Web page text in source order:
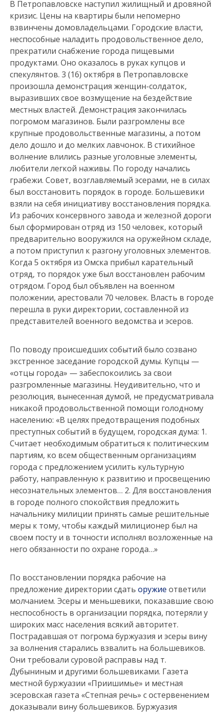
В Петропавловске наступил жилищный и дровяной
кризис. Цены на квартиры были непомерно
взвинчены домовладельцами. Городские власти,
неспособные наладить продовольственное дело,
прекра­тили снабжение города пищевыми
продуктами. Оно оказалось в руках купцов и
спекулянтов. 3 (16) октября в Петропавловске
произошла демонстрация женщин-солдаток,
выразивших свое возмущение на бездействие
местных властей. Демонстрация закончилась
погромом магазинов. Были разгромлены все
крупные продовольственные магазины, а потом
дело дошло и до мелких лавчонок. В стихийное
волнение влились разные уголовные элементы,
любители легкой наживы. По городу начались
грабежи. Совет, возглавляемый эсерами, не в силах
был восстановить порядок в городе. Большевики
взяли на себя инициативу восстановления порядка.
Из рабочих консервного завода и железной дороги
был сформирован отряд из 150 человек, который
предварительно вооружился на оружейном складе,
а потом приступил к разгону уголовных элементов.
Когда 5 октября из Омска прибыл карательный
отряд, то порядок уже был восстановлен рабочим
отрядом. Город был объявлен на военном
положении, арестовали 70 человек. Власть в городе
перешла в руки директории, составленной из
представителей военного ведомства и эсеров.
По поводу происшедших событий было созвано
экстренное заседание городской думы. Купцы —
«отцы города» — забеспокоились за свои
разгромленные магазины. Неудивительно, что и
резолюция, вынесенная думой, не предусматривала
никакой продовольственной помощи голодному
населению: «В целях предотвращения подобных
преступных событий в будущем, городская дума: 1.
Считает необходимым обратиться к политическим
партиям, ко всем общественным организациям
города с предложением усилить культурную
работу, направленную к развитию и просвещению
несознательных элементов… 2. Для восстановления
в городе полного спокойствия предложить
начальнику милиции принять самые решительные
меры к тому, чтобы каждый милиционер был на
своем посту и в точности исполнял возложенные на
него обязанности по охране города…»
По восстановлении порядка рабочие на
предложение директории сдать оружие ответили
молчанием. Эсеры и меньшевики, показавшие свою
неспособность в организации порядка, потеряли у
широких масс населения всякий авторитет.
Пострадавшая от погрома буржуазия и эсеры вину
за волнения старались взвалить на большевиков.
Они требовали суровой расправы над т.
Дубыниным и другими большевиками. Газета
местной буржуазии «Приишимье» и местная
эсеровская газета «Степная речь» с остервенением
доказывали вину большевиков. Буржуазия